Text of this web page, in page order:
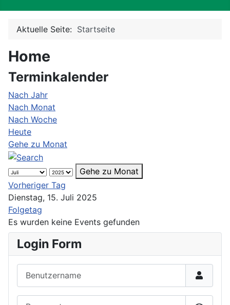
Aktuelle Seite: Startseite
Home
Terminkalender
Nach Jahr
Nach Monat
Nach Woche
Heute
Gehe zu Monat
Gehe zu Monat
Vorheriger Tag
Dienstag, 15. Juli 2025
Folgetag
Es wurden keine Events gefunden
Login Form